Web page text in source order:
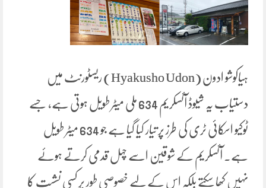
ہیاکوشو ادون (Hyakusho Udon) ریسٹورنٹ میں
دستیاب یہ شیوڈ آئسکریم 634 ملی میٹر طویل ہوتی ہے، جسے
ٹوکیو اسکائی ٹری کی طرز پر تیار کیا گیا ہے جو 634 میٹر طویل
ہے۔ آئسکریم کے شوقین اسے چہل قدمی کرتے ہوئے
نہیں کھا سکتے بلکہ اس کے لیے خصوصی طور پر کسی نشست کا